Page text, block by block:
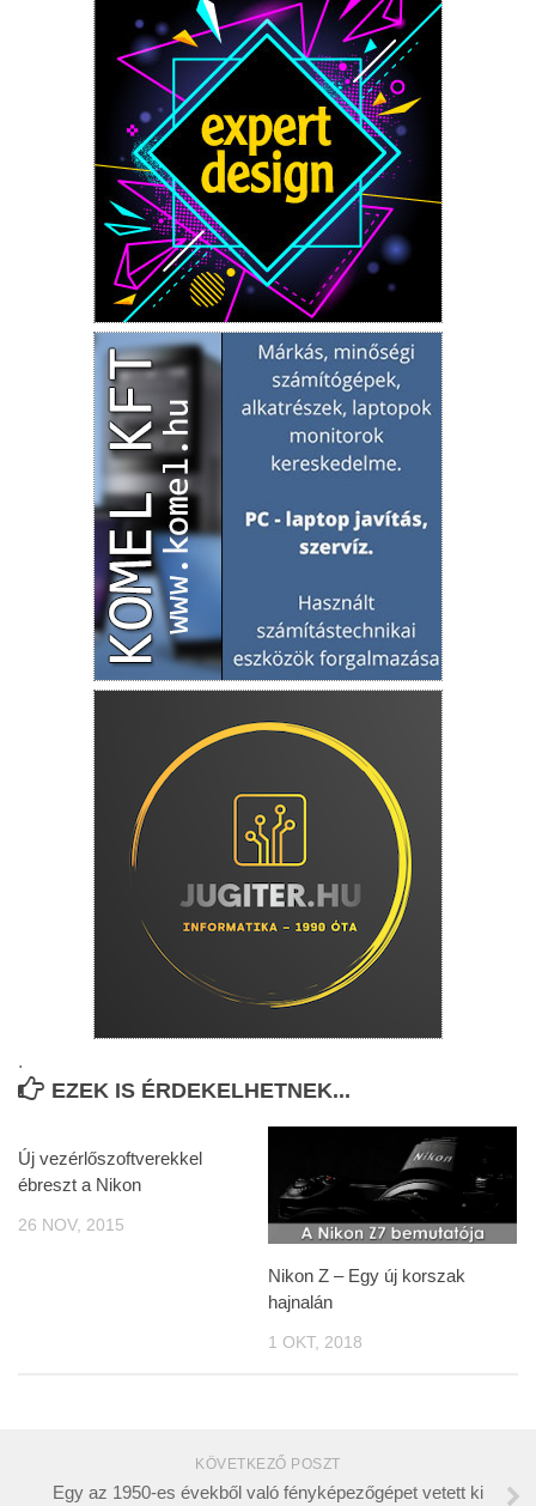
.
EZEK IS ÉRDEKELHETNEK...
Új vezérlőszoftverekkel
ébreszt a Nikon
26 NOV, 2015
Nikon Z – Egy új korszak
hajnalán
1 OKT, 2018
KÖVETKEZŐ POSZT
Egy az 1950-es évekből való fényképezőgépet vetett ki